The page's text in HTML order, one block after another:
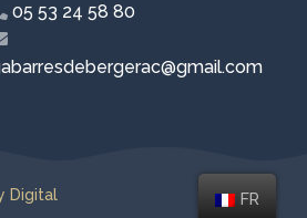
05 53 24 58 80
Digital FR